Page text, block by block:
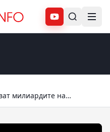
Абонирай се
милиардите на
за дълга!